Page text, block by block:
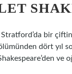
Stratford’da bir
ölümünden dört yıl
ve